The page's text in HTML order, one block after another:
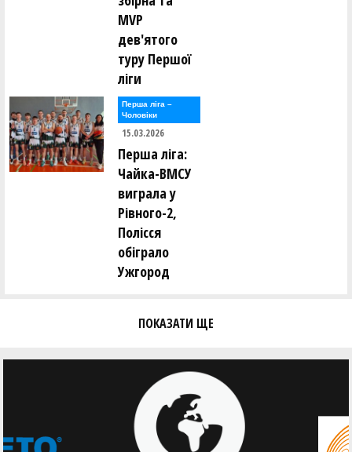
MVP
дев'ятого
туру Першої
ліги
Перша лiга –
Чоловiки
15.03.2026
Перша ліга:
Чайка-ВМСУ
виграла у
Рівного-2,
Полісся
обіграло
Ужгород
ПОКАЗАТИ ЩЕ